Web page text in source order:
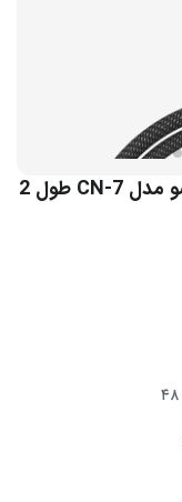
کابل تبدیل Type-C به Type-C نوکسو مدل CN-7 طول 2